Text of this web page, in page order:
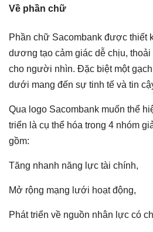
Về phần chữ
Phần chữ Sacombank được thiết
dương tạo cảm giác dễ chịu,
cho người nhìn. Đặc biệt một
dưới mang đến sự tinh tế và tin
Qua logo Sacombank muốn thể
triển là cụ thể hóa trong 4 nhóm
gồm:
Tăng nhanh năng lực tài chính,
Mở rộng mạng lưới hoạt động,
Phát triển về nguồn nhân lực có